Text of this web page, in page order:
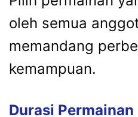
oleh semua
memandang
kemampuan.
Durasi Permainan